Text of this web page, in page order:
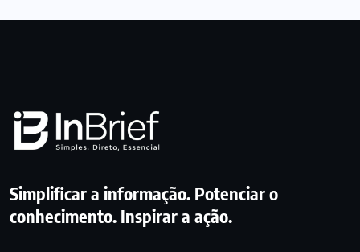
Simplificar a informação. Potenciar o
conhecimento. Inspirar a ação.